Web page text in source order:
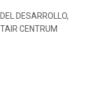
DESARROLLO,
CENTRUM